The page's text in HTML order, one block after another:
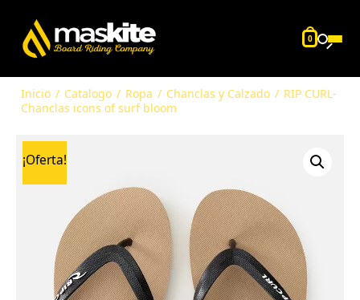
0
Inicio / Catalogo / Ropa / Chanclas y Calzado / RIP CURL-
Chanclas icons of surf bloom
¡Oferta!